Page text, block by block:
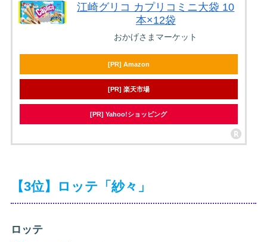
江崎グリコ カプリコミニ大袋 10
本×12袋
おかげさまマーケット
[PR] Amazon
[PR] 楽天市場
[PR] Yahoo!ショッピング
【3位】ロッテ「紗々」
ロッテ